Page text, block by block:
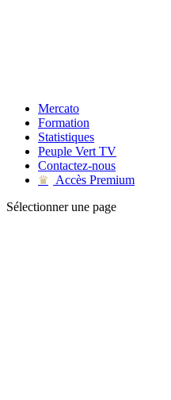
Mercato
Formation
Statistiques
Peuple Vert TV
Contactez-nous
♛
Accès Premium
Sélectionner une page